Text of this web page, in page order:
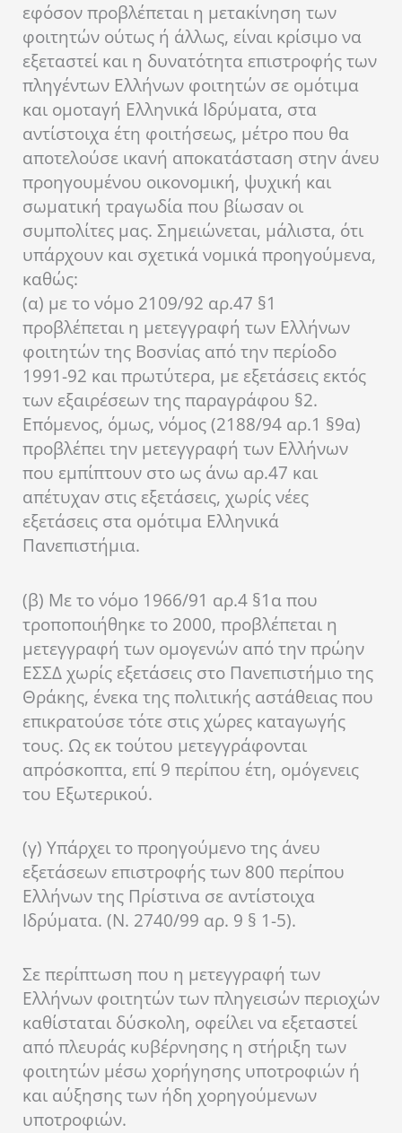
εφόσον προβλέπεται η μετακίνηση των
φοιτητών ούτως ή άλλως, είναι κρίσιμο να
εξεταστεί και η δυνατότητα επιστροφής των
πληγέντων Ελλήνων φοιτητών σε ομότιμα
και ομοταγή Ελληνικά Ιδρύματα, στα
αντίστοιχα έτη φοιτήσεως, μέτρο που θα
αποτελούσε ικανή αποκατάσταση στην άνευ
προηγουμένου οικονομική, ψυχική και
σωματική τραγωδία που βίωσαν οι
συμπολίτες μας. Σημειώνεται, μάλιστα, ότι
υπάρχουν και σχετικά νομικά προηγούμενα,
καθώς:
(α) με το νόμο 2109/92 αρ.47 §1
προβλέπεται η μετεγγραφή των Ελλήνων
φοιτητών της Βοσνίας από την περίοδο
1991-92 και πρωτύτερα, με εξετάσεις εκτός
των εξαιρέσεων της παραγράφου §2.
Επόμενος, όμως, νόμος (2188/94 αρ.1 §9α)
προβλέπει την μετεγγραφή των Ελλήνων
που εμπίπτουν στο ως άνω αρ.47 και
απέτυχαν στις εξετάσεις, χωρίς νέες
εξετάσεις στα ομότιμα Ελληνικά
Πανεπιστήμια.
(β) Με το νόμο 1966/91 αρ.4 §1α που
τροποποιήθηκε το 2000, προβλέπεται η
μετεγγραφή των ομογενών από την πρώην
ΕΣΣΔ χωρίς εξετάσεις στο Πανεπιστήμιο της
Θράκης, ένεκα της πολιτικής αστάθειας που
επικρατούσε τότε στις χώρες καταγωγής
τους. Ως εκ τούτου μετεγγράφονται
απρόσκοπτα, επί 9 περίπου έτη, ομόγενεις
του Εξωτερικού.
(γ) Υπάρχει το προηγούμενο της άνευ
εξετάσεων επιστροφής των 800 περίπου
Ελλήνων της Πρίστινα σε αντίστοιχα
Ιδρύματα. (Ν. 2740/99 αρ. 9 § 1-5).
Σε περίπτωση που η μετεγγραφή των
Ελλήνων φοιτητών των πληγεισών περιοχών
καθίσταται δύσκολη, οφείλει να εξεταστεί
από πλευράς κυβέρνησης η στήριξη των
φοιτητών μέσω χορήγησης υποτροφιών ή
και αύξησης των ήδη χορηγούμενων
υποτροφιών.